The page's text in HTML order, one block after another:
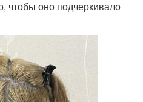
чтобы оно подчеркивало